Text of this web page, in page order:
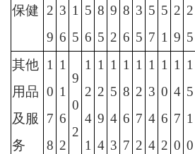
保健 2
9
3
6
1
5
5
6
8
5
9
2
8
6
3
5
5
7
5
1
2
9
2
5
其他
用品
及服
务
1
0
7
8
1
1
6
2
9
0
2
1
2
4
1
1
2
9
4
1
5
4
3
1
8
6
7
1
2
7
2
1
3
4
4
1
0
6
2
1
4
7
0
1
5
1
0